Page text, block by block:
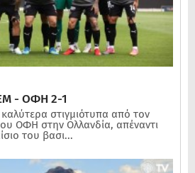
- ΟΦΗ 2-1
στιγμιότυπα από τον
ΟΦΗ στην Ολλανδία, απέναντι
του βασι...